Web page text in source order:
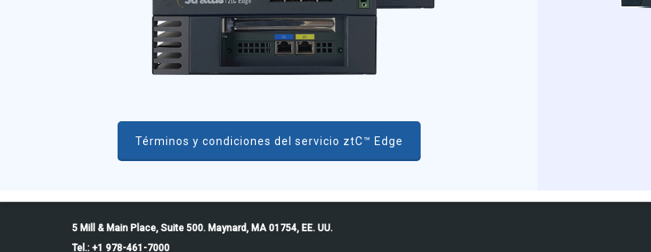
Términos y condiciones del servicio ztC™ Edge
5 Mill & Main Place, Suite 500. Maynard, MA 01754, EE. UU.
Tel.: +1 978-461-7000